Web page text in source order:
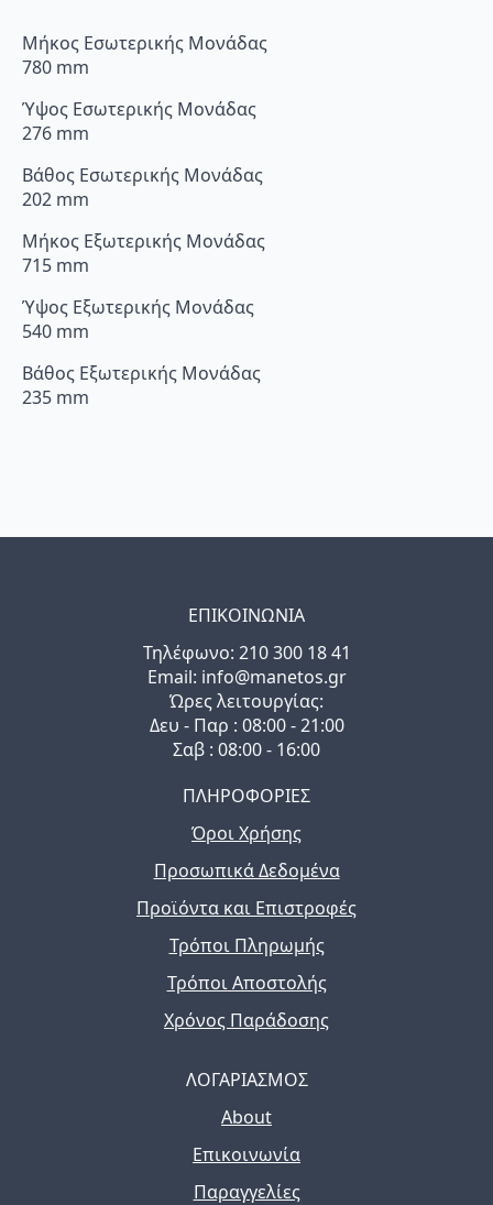
Μήκος Εσωτερικής Μονάδας
780 mm
Ύψος Εσωτερικής Μονάδας
276 mm
Βάθος Εσωτερικής Μονάδας
202 mm
Μήκος Εξωτερικής Μονάδας
715 mm
Ύψος Εξωτερικής Μονάδας
540 mm
Βάθος Εξωτερικής Μονάδας
235 mm
ΕΠΙΚΟΙΝΩΝΙΑ
Τηλέφωνo: 210 300 18 41
Email: info@manetos.gr
Ώρες λειτουργίας:
Δευ - Παρ : 08:00 - 21:00
Σαβ : 08:00 - 16:00
ΠΛΗΡΟΦΟΡΙΕΣ
Όροι Χρήσης
Προσωπικά Δεδομένα
Προϊόντα και Επιστροφές
Τρόποι Πληρωμής
Τρόποι Αποστολής
Χρόνος Παράδοσης
ΛΟΓΑΡΙΑΣΜΟΣ
About
Επικοινωνία
Παραγγελίες